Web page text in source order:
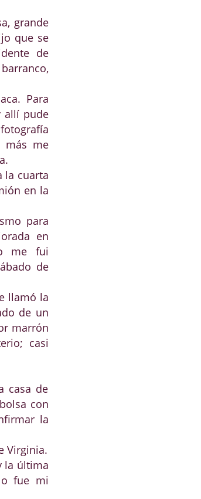
grande
que se
de
Para
allí pude
más me
la cuarta
en la
para
en
me fui
de
llamó la
de un
marrón
casi
casa de
con
la
Virginia.
la última
fue mi